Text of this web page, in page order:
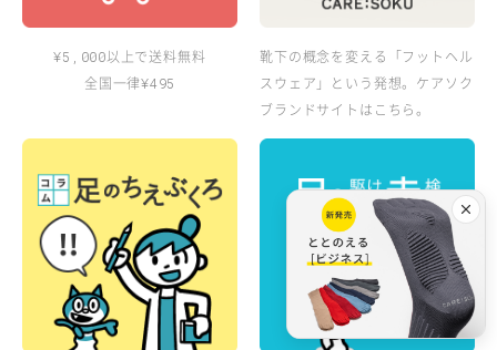
¥5,000以上で送料無料
全国一律¥495
靴下の概念を変える「フットヘル
スウェア」という発想。ケアソク
ブランドサイトはこちら。